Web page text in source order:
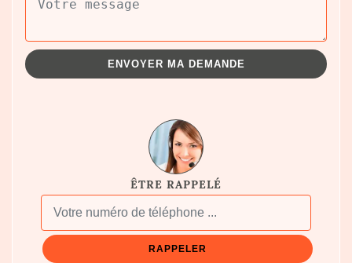
ÊTRE RAPPELÉ